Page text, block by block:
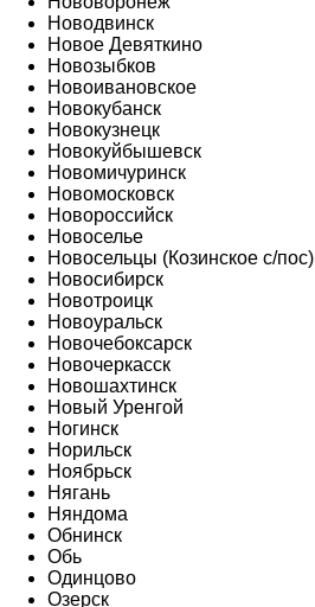
Новодвинск
Новое Девяткино
Новозыбков
Новоивановское
Новокубанск
Новокузнецк
Новокуйбышевск
Новомичуринск
Новомосковск
Новороссийск
Новоселье
Новосельцы (Козинское с/пос)
Новосибирск
Новотроицк
Новоуральск
Новочебоксарск
Новочеркасск
Новошахтинск
Новый Уренгой
Ногинск
Норильск
Ноябрьск
Нягань
Няндома
Обнинск
Обь
Одинцово
Озерск